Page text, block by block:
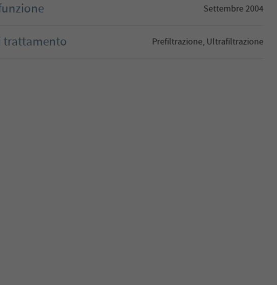
Settembre 2004
trattamento Prefiltrazione, Ultrafiltrazione